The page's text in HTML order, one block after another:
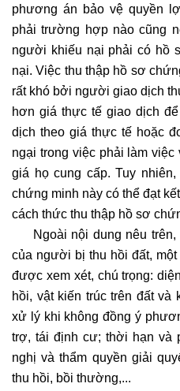
phương án bảo vệ quyền
phải trường hợp nào cũng
người khiếu nại phải có hồ
nại. Việc thu thập hồ sơ
rất khó bởi người giao dịch
hơn giá thực tế giao dịch
dịch theo giá thực tế hoặc
ngại trong việc phải làm
giá họ cung cấp. Tuy
chứng minh này có thể đạt
cách thức thu thập hồ sơ
Ngoài nội dung nêu trên,
của người bị thu hồi đất,
được xem xét, chú trọng:
hồi, vật kiến trúc trên đất và
xử lý khi không đồng ý
trợ, tái định cư; thời hạn và
nghị và thẩm quyền giải
thu hồi, bồi thường,...